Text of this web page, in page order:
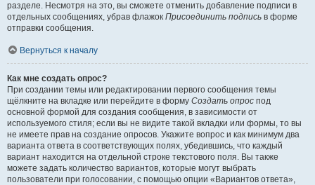
разделе. Несмотря на это, вы сможете отменить добавление подписи в
отдельных сообщениях, убрав флажок Присоединить подпись в форме
отправки сообщения.
Вернуться к началу
Как мне создать опрос?
При создании темы или редактировании первого сообщения темы
щёлкните на вкладке или перейдите в форму Создать опрос под
основной формой для создания сообщения, в зависимости от
используемого стиля; если вы не видите такой вкладки или формы, то вы
не имеете прав на создание опросов. Укажите вопрос и как минимум два
варианта ответа в соответствующих полях, убедившись, что каждый
вариант находится на отдельной строке текстового поля. Вы также
можете задать количество вариантов, которые могут выбрать
пользователи при голосовании, с помощью опции «Вариантов ответа»,